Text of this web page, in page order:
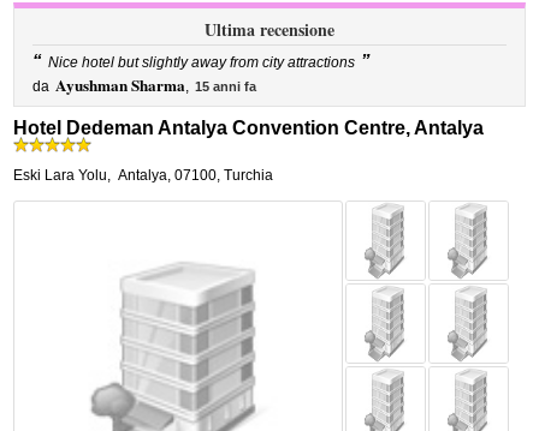
Ultima recensione
“ Nice hotel but slightly away from city attractions ”
da Ayushman Sharma, 15 anni fa
Hotel Dedeman Antalya Convention Centre, Antalya
Eski Lara Yolu, Antalya,07100, Turchia